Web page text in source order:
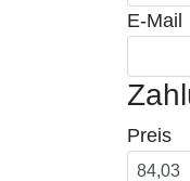
E-Mail
Preis